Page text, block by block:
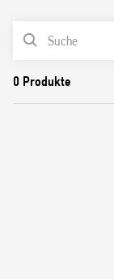
Verstärkte
PRODUKTLISTE
ZULASSUNGEN